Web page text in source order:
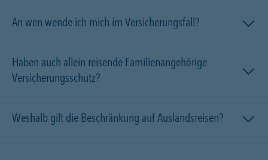
An wen wende ich mich im Versicherungsfall?
Haben auch allein reisende Familien­angehörige
Versicherungsschutz?
Weshalb gilt die Beschränkung auf Auslandsreisen?